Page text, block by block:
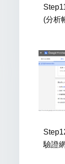
(分析
驗證